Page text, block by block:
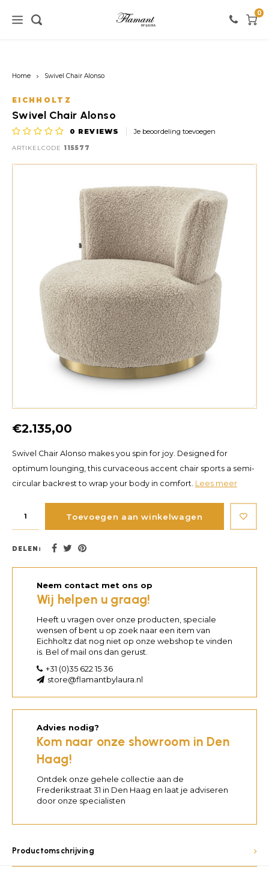
Vloerlampen
Tafellampen
Kasten
Stoelen
Witte tinten
Roze tinten
0
Home Swivel Chair Alonso
EICHHOLTZ
Swivel Chair Alonso
0 REVIEWS Je beoordeling toevoegen
ARTIKELCODE 115577
€2.135,00
Swivel Chair Alonso makes you spin for joy. Designed for
optimum lounging, this curvaceous accent chair sports a semi-
circular backrest to wrap your body in comfort. Lees meer
Toevoegen aan winkelwagen
DELEN:
Neem contact met ons op
Wij helpen u graag!
Heeft u vragen over onze producten, speciale
wensen of bent u op zoek naar een item van
Eichholtz dat nog niet op onze webshop te vinden
is. Bel of mail ons dan gerust.
+31 (0)35 622 15 36
store@flamantbylaura.nl
Advies nodig?
Kom naar onze showroom in Den
Haag!
Ontdek onze gehele collectie aan de
Frederikstraat 31 in Den Haag en laat je adviseren
door onze specialisten
Productomschrijving